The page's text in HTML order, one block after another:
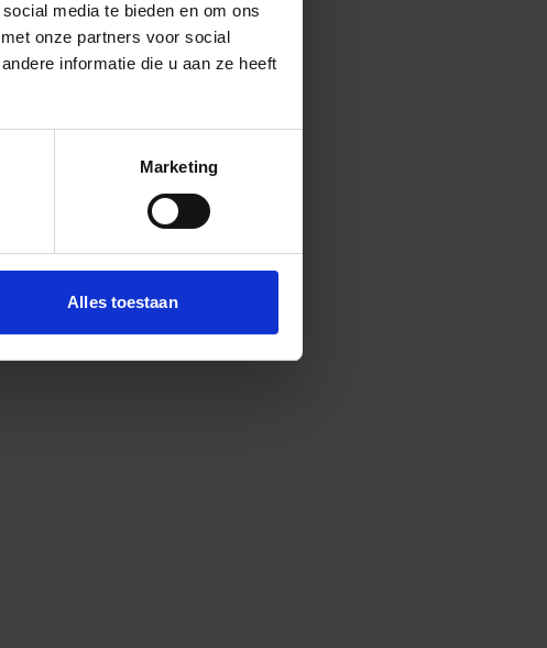
media te bieden en om ons
onze partners voor social
informatie die u aan ze heeft
Marketing
Alles toestaan